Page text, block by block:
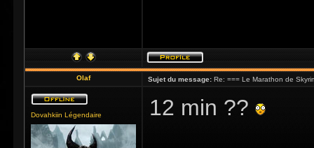
Olaf Sujet du message: Re: === Le Marathon de
Dovahkiin Légendaire 12 min ??